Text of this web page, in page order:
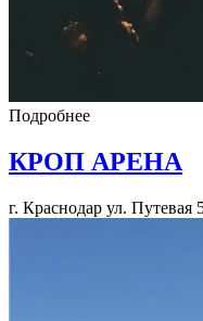
Подробнее
КРОП АРЕНА
г. Краснодар ул. Путевая